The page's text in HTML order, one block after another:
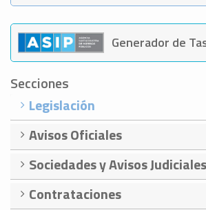
Generador de
Secciones
Legislación
Avisos Oficiales
Sociedades y Avisos Judiciales
Contrataciones